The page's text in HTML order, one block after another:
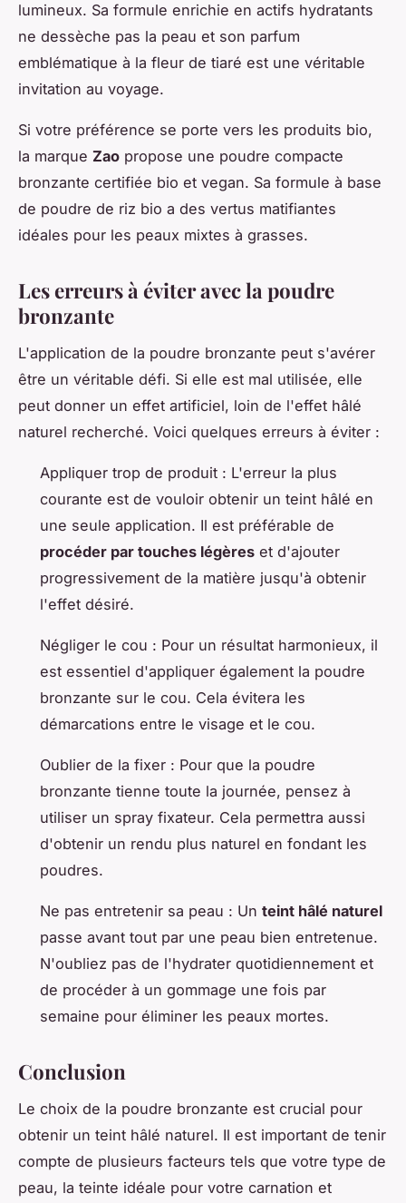
lumineux. Sa formule enrichie en actifs hydratants
ne dessèche pas la peau et son parfum
emblématique à la fleur de tiaré est une véritable
invitation au voyage.
Si votre préférence se porte vers les produits bio,
la marque Zao propose une poudre compacte
bronzante certifiée bio et vegan. Sa formule à base
de poudre de riz bio a des vertus matifiantes
idéales pour les peaux mixtes à grasses.
Les erreurs à éviter avec la poudre
bronzante
L'application de la poudre bronzante peut s'avérer
être un véritable défi. Si elle est mal utilisée, elle
peut donner un effet artificiel, loin de l'effet hâlé
naturel recherché. Voici quelques erreurs à éviter :
Appliquer trop de produit : L'erreur la plus
courante est de vouloir obtenir un teint hâlé en
une seule application. Il est préférable de
procéder par touches légères et d'ajouter
progressivement de la matière jusqu'à obtenir
l'effet désiré.
Négliger le cou : Pour un résultat harmonieux, il
est essentiel d'appliquer également la poudre
bronzante sur le cou. Cela évitera les
démarcations entre le visage et le cou.
Oublier de la fixer : Pour que la poudre
bronzante tienne toute la journée, pensez à
utiliser un spray fixateur. Cela permettra aussi
d'obtenir un rendu plus naturel en fondant les
poudres.
Ne pas entretenir sa peau : Un teint hâlé naturel
passe avant tout par une peau bien entretenue.
N'oubliez pas de l'hydrater quotidiennement et
de procéder à un gommage une fois par
semaine pour éliminer les peaux mortes.
Conclusion
Le choix de la poudre bronzante est crucial pour
obtenir un teint hâlé naturel. Il est important de tenir
compte de plusieurs facteurs tels que votre type de
peau, la teinte idéale pour votre carnation et